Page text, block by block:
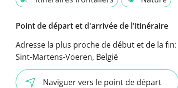
Point de départ et d'arrivée de l'itinéraire
Adresse la plus proche de début et de la fin:
Sint-Martens-Voeren, België
Naviguer vers le point de départ